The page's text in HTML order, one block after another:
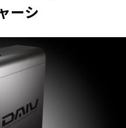
ーシ